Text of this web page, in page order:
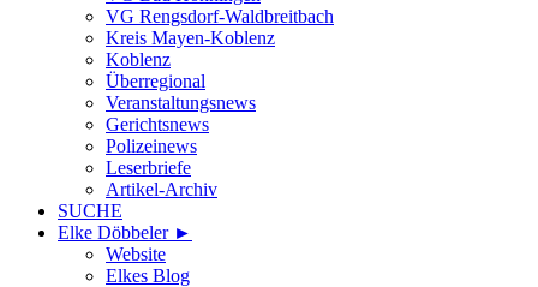
VG Rengsdorf-Waldbreitbach
Kreis Mayen-Koblenz
Koblenz
Überregional
Veranstaltungsnews
Gerichtsnews
Polizeinews
Leserbriefe
Artikel-Archiv
SUCHE
Elke Döbbeler ►
Website
Elkes Blog